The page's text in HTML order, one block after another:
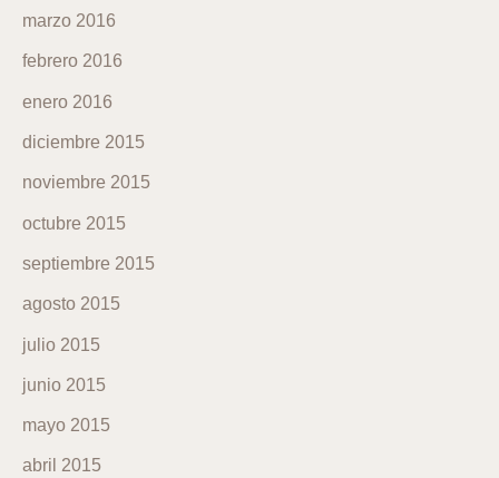
marzo 2016
febrero 2016
enero 2016
diciembre 2015
noviembre 2015
octubre 2015
septiembre 2015
agosto 2015
julio 2015
junio 2015
mayo 2015
abril 2015